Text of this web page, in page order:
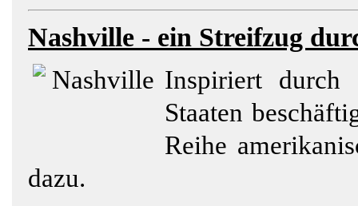
Nashville - ein Streifzug
Inspiriert durch
Staaten
Reihe
dazu.